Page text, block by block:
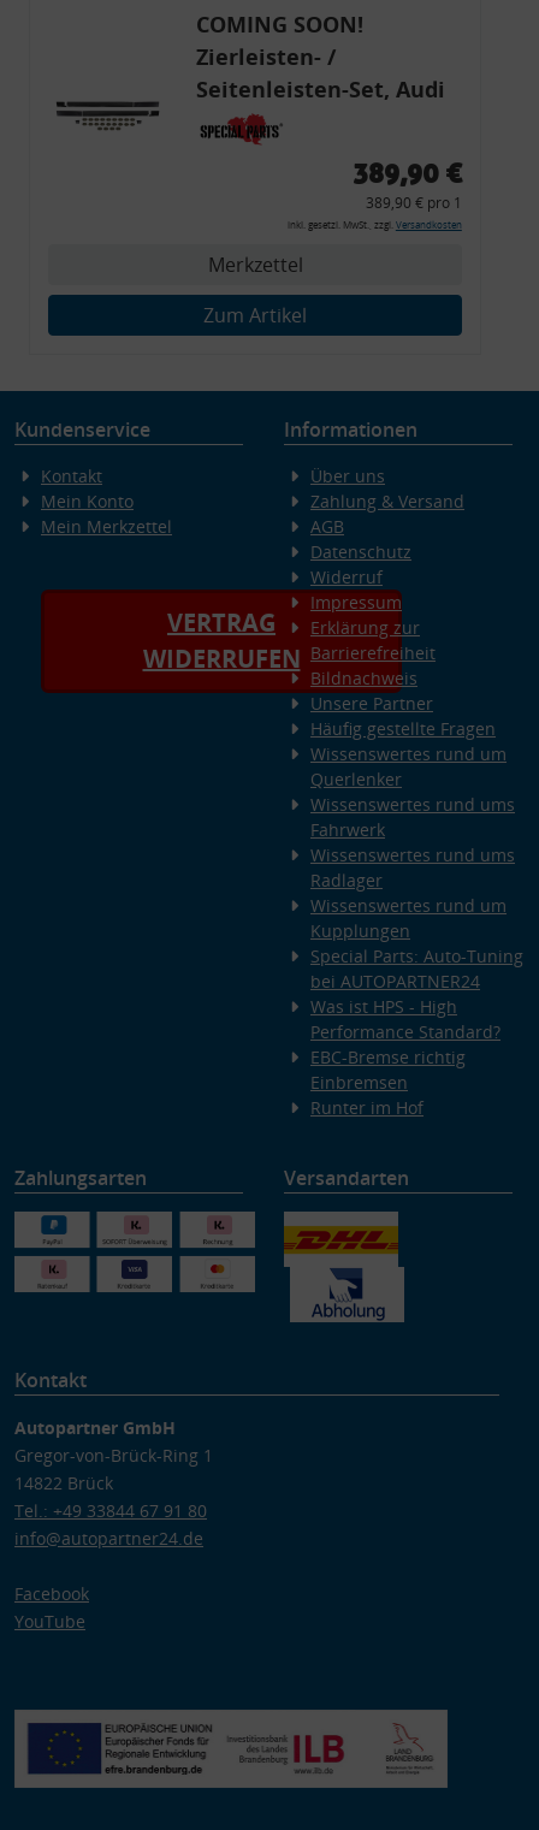
COMING SOON!
Zierleisten- /
Seitenleisten-Set, Audi
80 Cabrio, Coupe, S2, (6x
Zierleiste, 2x Kappe,
Montagewerkzeug)
389,90 €
389,90 € pro 1
inkl. gesetzl. MwSt., zzgl. Versandkosten
Merkzettel
Zum Artikel
Kundenservice
Kontakt
Mein Konto
Mein Merkzettel
VERTRAG
WIDERRUFEN
Informationen
Über uns
Zahlung & Versand
AGB
Datenschutz
Widerruf
Impressum
Erklärung zur
Barrierefreiheit
Bildnachweis
Unsere Partner
Häufig gestellte Fragen
Wissenswertes rund um
Querlenker
Wissenswertes rund ums
Fahrwerk
Wissenswertes rund ums
Radlager
Wissenswertes rund um
Kupplungen
Special Parts: Auto-Tuning
bei AUTOPARTNER24
Was ist HPS - High
Performance Standard?
EBC-Bremse richtig
Einbremsen
Runter im Hof
Zahlungsarten Versandarten
Kontakt
Autopartner GmbH
Gregor-von-Brück-Ring 1
14822 Brück
Tel.: +49 33844 67 91 80
info@autopartner24.de
Facebook
YouTube